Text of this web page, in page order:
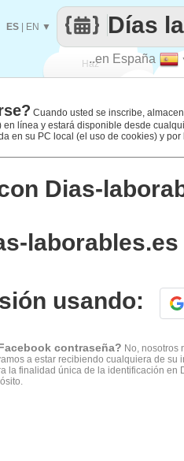
Haz
que
..en España
Días
ES EN ▼
Cuando usted se inscribe,
línea y estará disponible desde
en su PC local (el uso de cookies) y
Dias-
laborables.es
usando:
contraseña? No, nosotros
a estar recibiendo cualquiera de
la finalidad única de la identificación